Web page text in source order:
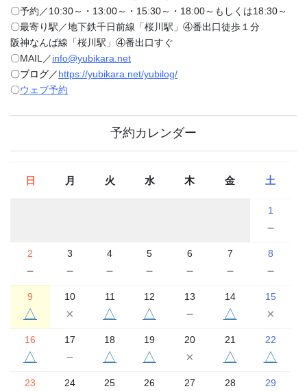
〇予約／10:30～・13:00～・15:30～・18:00～もしくは18:30～
〇最寄り駅／地下鉄千日前線「桜川駅」④番出口徒歩１分
阪神なんば線「桜川駅」④番出口すぐ
〇MAIL／info@yubikara.net
〇ブログ／https://yubikara.net/yubilog/
〇ウェブ予約
予約カレンダー
日 月 火 水 木 金 土
1
－
2
－
3
－
4
－
5
－
6
－
7
－
8
－
9
△
10
×
11
△
12
△
13
－
14
△
15
×
16
△
17
－
18
△
19
△
20
×
21
△
22
△
23 24 25 26 27 28 29